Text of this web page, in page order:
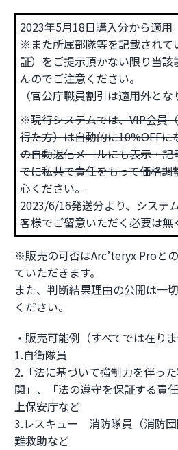
2023年5月18日購入分から適用
※また所属部隊等を記載されて
証）をご提示頂かない限り当
んのでご注意ください。
（官公庁職員割引は適用外とな
※現行システムでは、VIP会員
得た方）は自動的に10%OFFに
の自動返信メールにも表示・
でに私共で責任をもって価格
心ください。
2023/6/16発送分より、システ
客様でご留意いただく必要は無
※販売の可否はArc’teryx Proと
ていただきます。
また、判断結果理由の公開は一
ください。
・販売可能例（すべてでは在りま
1.自衛隊員
2.「法に基づいて強制力を伴っ
関」、「法の遵守を保証する責
上保安庁など
3.レスキュー 消防隊員（消防
難救助など